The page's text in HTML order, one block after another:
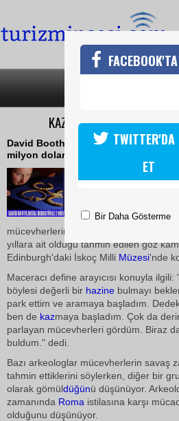
KAZIYLA 2 MİLYON
David Booth adlı kazı meraklısı
milyon dolarlık mücevher buldu
06 Kasım 2009
İskoçyalı
mücevherlerin Demir Çağı'na ait
yıllara ait olduğu tahmin edilen göz
Edinburgh'daki İskoç Milli Müzesi'nde
Maceracı define arayıcısı konuyla ilgili:
böylesi değerli bir hazine bulmayı
park ettim ve aramaya başladım.
ben de kazmaya başladım. Çok da
parlayan mücevherleri gördüm. Biraz
buldum." dedi.
Bazı arkeologlar mücevherlerin savaş
tahmin ettiklerini söylerken, diğer bir
olarak gömüldüğünü düşünüyor.
zamanında Roma istilasına karşı
olduğunu düşünüyor.
ET
Bir Daha Gösterme